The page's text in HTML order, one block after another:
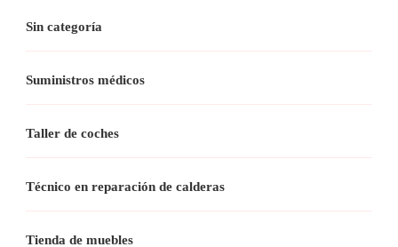
Sin categoría
Suministros médicos
Taller de coches
Técnico en reparación de calderas
Tienda de muebles